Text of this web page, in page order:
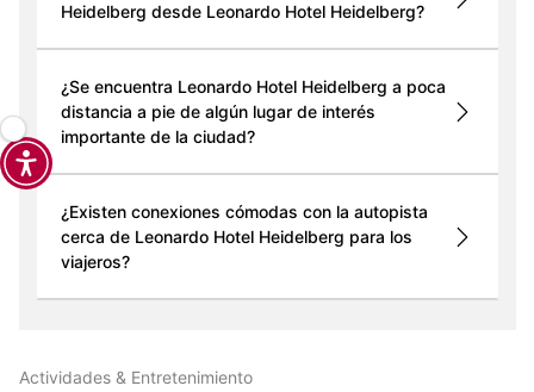
Heidelberg desde Leonardo Hotel Heidelberg?
¿Se encuentra Leonardo Hotel Heidelberg a poca
distancia a pie de algún lugar de interés
importante de la ciudad?
¿Existen conexiones cómodas con la autopista
cerca de Leonardo Hotel Heidelberg para los
viajeros?
Actividades & Entretenimiento